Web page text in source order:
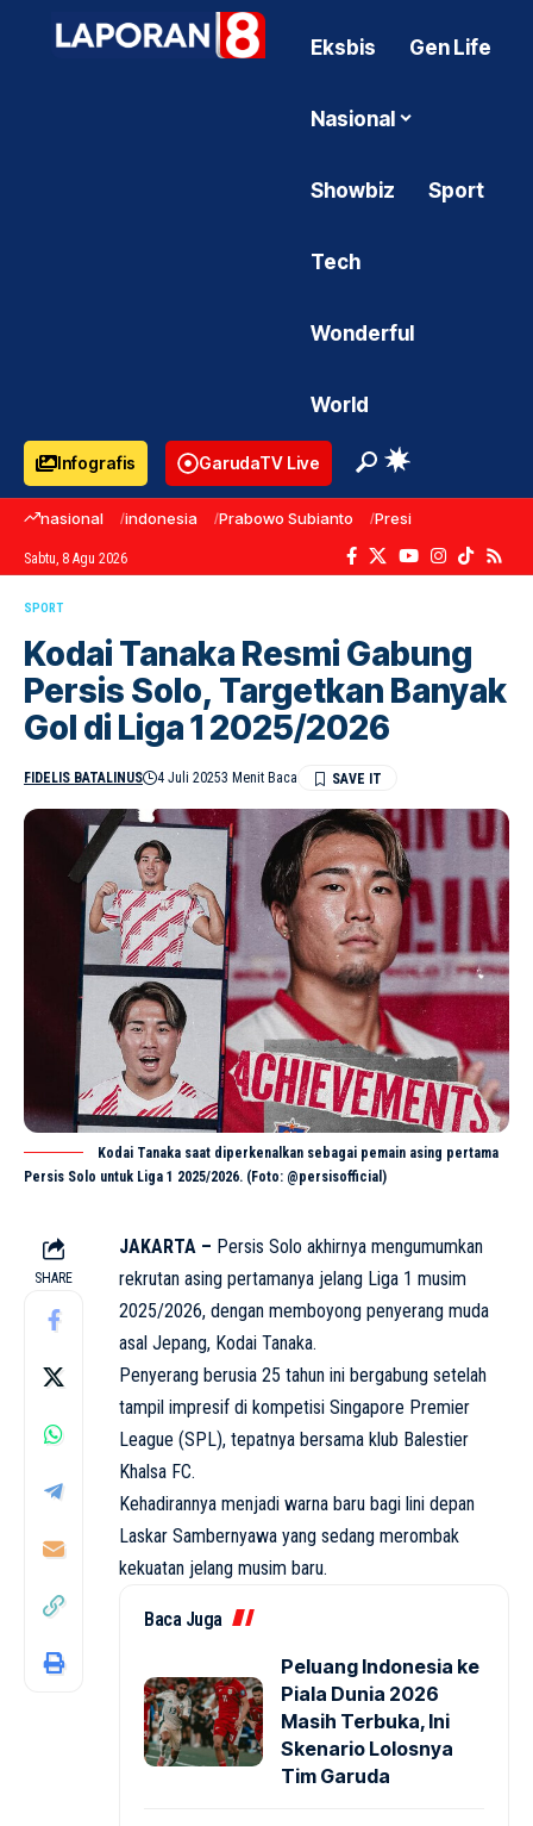
Eksbis Gen Life
Nasional
Showbiz Sport
Tech
Wonderful
World
Infografis GarudaTV Live
nasional indonesia Prabowo Subianto Presiden Prabowo
Sabtu, 8 Agu 2026
SPORT
Kodai Tanaka Resmi Gabung
Persis Solo, Targetkan Banyak
Gol di Liga 1 2025/2026
FIDELIS BATALINUS 4 Juli 20253 Menit Baca
Kodai Tanaka saat diperkenalkan sebagai pemain asing pertama
Persis Solo untuk Liga 1 2025/2026. (Foto: @persisofficial)
SHARE
JAKARTA – Persis Solo akhirnya mengumumkan
rekrutan asing pertamanya jelang Liga 1 musim
2025/2026, dengan memboyong penyerang muda
asal Jepang, Kodai Tanaka.
Penyerang berusia 25 tahun ini bergabung setelah
tampil impresif di kompetisi Singapore Premier
League (SPL), tepatnya bersama klub Balestier
Khalsa FC.
Kehadirannya menjadi warna baru bagi lini depan
Laskar Sambernyawa yang sedang merombak
kekuatan jelang musim baru.
Baca Juga
Peluang Indonesia ke
Piala Dunia 2026
Masih Terbuka, Ini
Skenario Lolosnya
Tim Garuda